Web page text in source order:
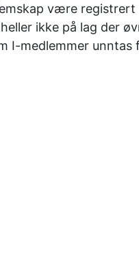
være registrert
ikke på lag der
I-medlemmer unntas